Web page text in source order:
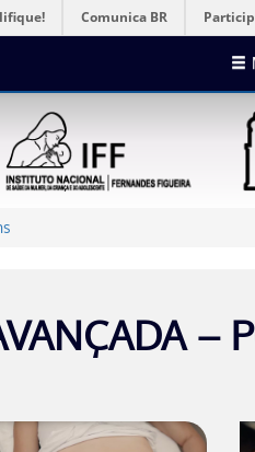
Comunica BR
–